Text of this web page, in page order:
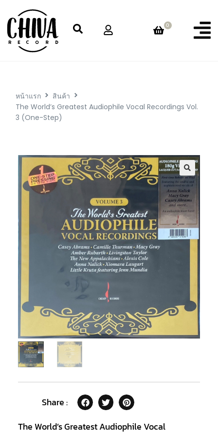
0
หน้าแรก
สินค้า
The World’s Greatest Audiophile Vocal Recordings Vol.
3 (One-Step)
Share :
The World’s Greatest Audiophile Vocal